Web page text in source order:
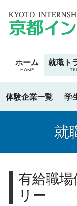
ナビゲーション
ホームへ
就
職
ト
イ
ル
|
タ
ホーム 就職ト
就職トライア
学生の実施の
申し込み
体験企業一覧 学
就
有給職場
リー